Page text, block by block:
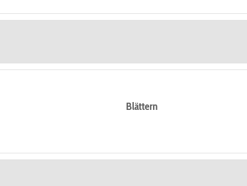
Blättern